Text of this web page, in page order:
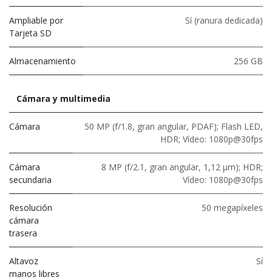
Ampliable por
Tarjeta SD
Sí (ranura dedicada)
Almacenamiento 256 GB
Cámara y multimedia
Cámara
50 MP (f/1.8, gran angular, PDAF); Flash LED,
HDR; Vídeo: 1080p@30fps
Cámara
secundaria
8 MP (f/2.1, gran angular, 1,12 μm); HDR;
Vídeo: 1080p@30fps
Resolución
cámara
trasera
50 megapíxeles
Altavoz
manos libres
Sí